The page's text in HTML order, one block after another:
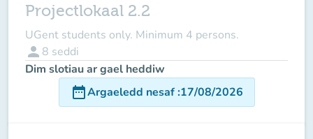
Projectlokaal 2.2
UGent students only. Minimum 4 persons.
person 8 seddi
Dim slotiau ar gael heddiw
date_rangeArgaeledd nesaf:17/08/2026